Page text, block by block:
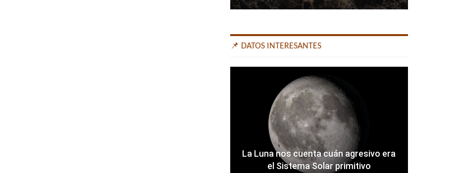
📌 DATOS INTERESANTES
La Luna nos cuenta cuán agresivo era
el Sistema Solar primitivo